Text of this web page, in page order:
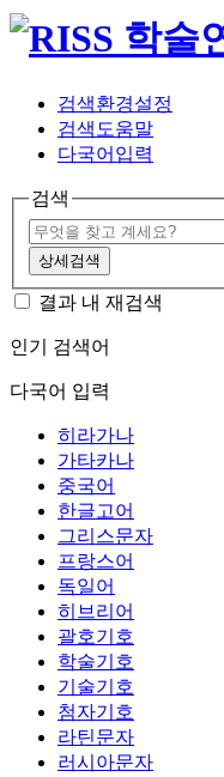
검색환경설정
검색도움말
다국어입력
검색
상세검색
결과 내 재검색
인기 검색어
다국어 입력
히라가나
가타카나
중국어
한글고어
그리스문자
프랑스어
독일어
히브리어
괄호기호
학술기호
기술기호
첨자기호
라틴문자
러시아문자